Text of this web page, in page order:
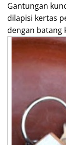
Gantungan
dilapisi kertas
dengan batang